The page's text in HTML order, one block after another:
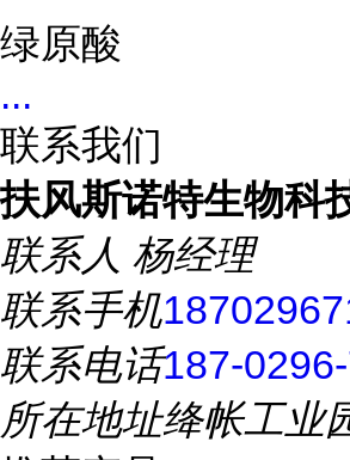
绿原酸
...
联系我们
扶风斯诺特生物科
联系人 杨经理
联系手机
联系电话187-
所在地址绛帐工业